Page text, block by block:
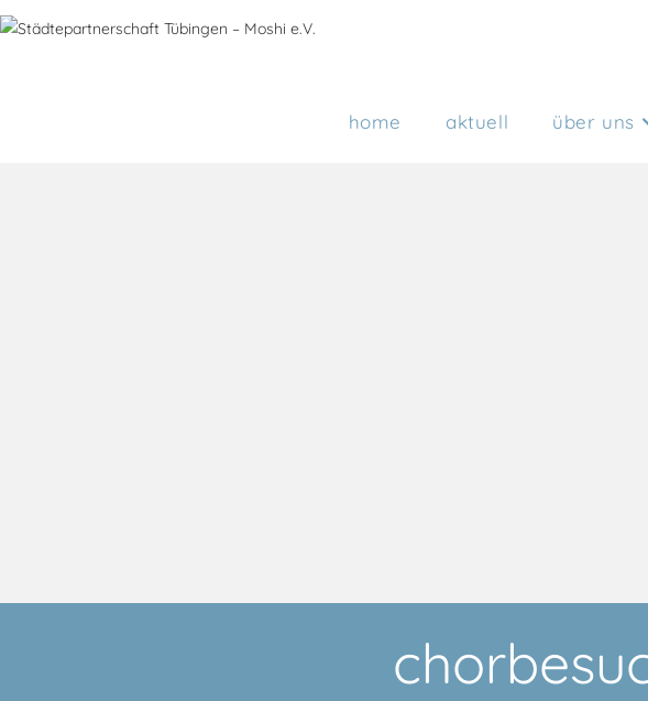
home aktuell über uns